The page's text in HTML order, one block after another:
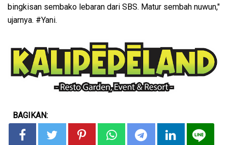
bingkisan sembako lebaran dari SBS. Matur sembah nuwun,"
ujarnya. #Yani.
BAGIKAN: